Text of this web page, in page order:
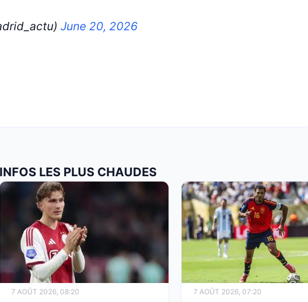
June 20, 2026
LES PLUS CHAUDES
7 AOÛT 2026, 08:20 7 AOÛT 2026, 07:20